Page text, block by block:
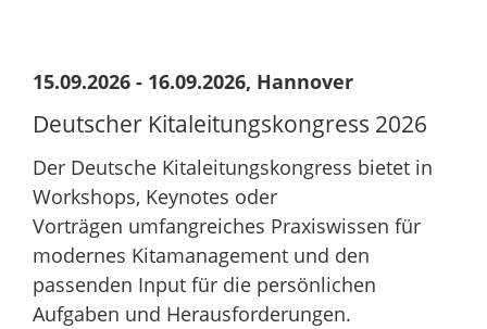
15.09.2026 - 16.09.2026, Hannover
Deutscher Kitaleitungs­­kongress 2026
Der Deutsche Kitaleitungskongress bietet in
Workshops, Keynotes oder
Vorträgen umfangreiches Praxiswissen für
modernes Kitamanagement und den
passenden Input für die persönlichen
Aufgaben und Herausforderungen.